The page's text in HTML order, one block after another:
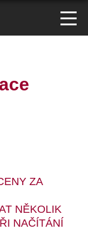
ZA
NĚKOLIK
NAČÍTÁNÍ